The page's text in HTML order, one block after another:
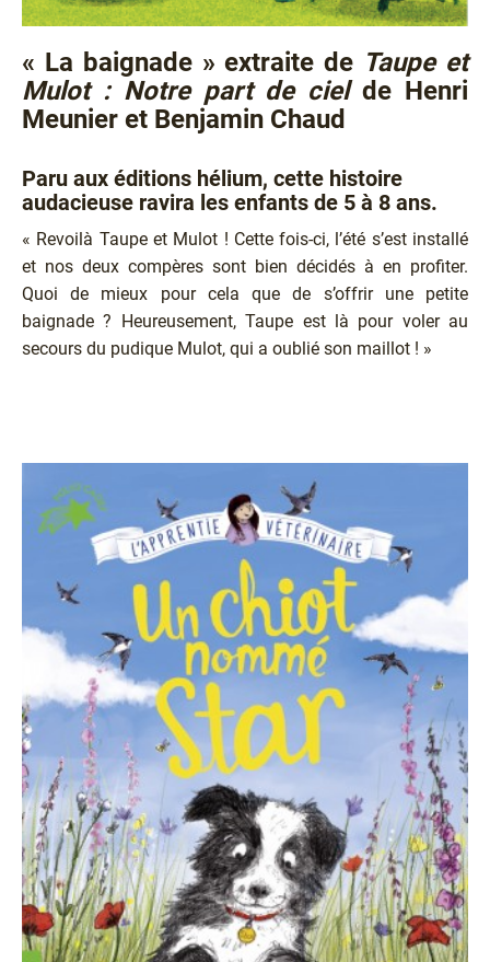
« La baignade » extraite de Taupe et
Mulot : Notre part de cielde Henri
Meunier et Benjamin Chaud
Paru aux éditions hélium, cette histoire
audacieuse ravira les enfants de 5 à 8 ans.
« Revoilà Taupe et Mulot ! Cette fois-ci, l’été s’est installé
et nos deux compères sont bien décidés à en profiter.
Quoi de mieux pour cela que de s’offrir une petite
baignade ? Heureusement, Taupe est là pour voler au
secours du pudique Mulot, qui a oublié son maillot ! »